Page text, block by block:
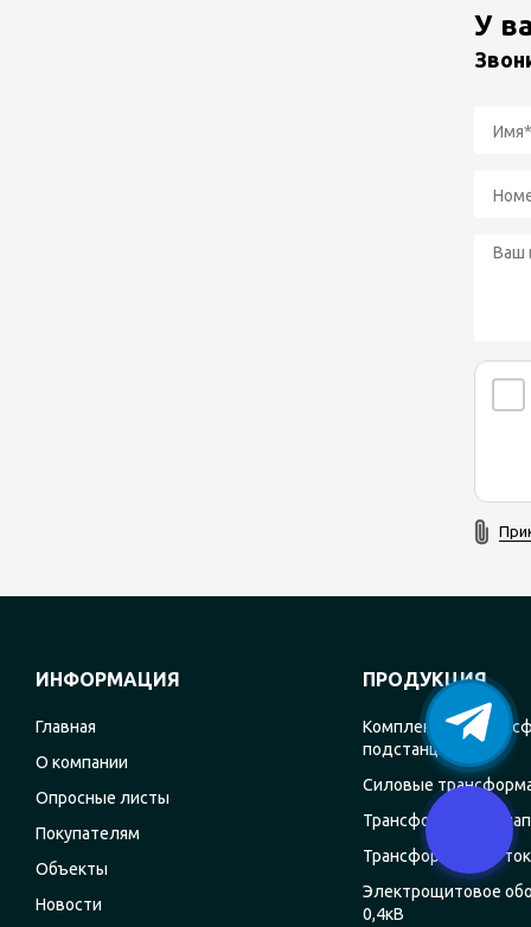
У
ИНФОРМАЦИЯ
Главная
О компании
Опросные листы
Покупателям
Объекты
Новости
ПРОДУКЦИЯ
Комплектные
подстанции
Силовые
Трансформаторы
Трансформаторы
Электрощитовое
0,4кВ